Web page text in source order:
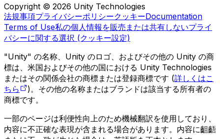
Copyright © 2026 Unity Technologies
法規事項プライバシーポリシークッキーDocumentation
Terms of Use私の個人情報を販売または共有しないプライ
バシーに関する選択 (クッキー設定)
"Unity" の名称、Unity のロゴ、およびその他の Unity の商
標は、米国およびその他の国における Unity Technologies
またはその関係会社の商標または登録商標です (詳しくはこ
ちら
)。その他の名称またはブランドは該当する所有者の
商標です。
一部のページは利便性向上のため機械翻訳を使用しており、
内容に不正確な表現が含まれる場合があります。内容に齟齬